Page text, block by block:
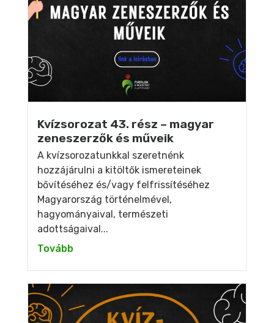
Kvízsorozat 43. rész – magyar
zeneszerzők és műveik
A kvízsorozatunkkal szeretnénk
hozzájárulni a kitöltők ismereteinek
bővítéséhez és/vagy felfrissítéséhez
Magyarország történelmével,
hagyományaival, természeti
adottságaival...
Tovább